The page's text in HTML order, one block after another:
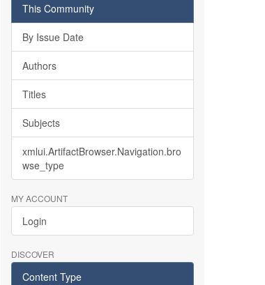
This Community
By Issue Date
Authors
Titles
Subjects
xmlui.ArtifactBrowser.Navigation.bro
wse_type
MY ACCOUNT
Login
DISCOVER
Content Type